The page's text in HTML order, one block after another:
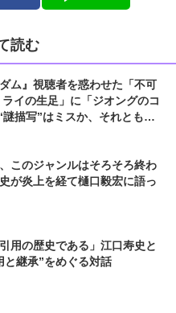
読む
ム』視聴者を惑わせた「不可
イの生足」に「ジオングのコ
描写”はミスか、それとも演
このジャンルはそろそろ終わ
が炎上を経て樋口毅宏に語っ
用の歴史である」江口寿史と
と継承”をめぐる対話